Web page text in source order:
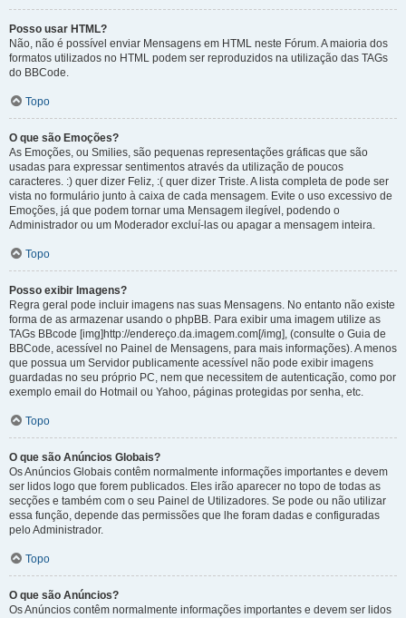
Posso usar HTML?
Não, não é possível enviar Mensagens em HTML neste Fórum. A maioria dos
formatos utilizados no HTML podem ser reproduzidos na utilização das TAGs
do BBCode.
Topo
O que são Emoções?
As Emoções, ou Smilies, são pequenas representações gráficas que são
usadas para expressar sentimentos através da utilização de poucos
caracteres. :) quer dizer Feliz, :( quer dizer Triste. A lista completa de pode ser
vista no formulário junto à caixa de cada mensagem. Evite o uso excessivo de
Emoções, já que podem tornar uma Mensagem ilegível, podendo o
Administrador ou um Moderador excluí-las ou apagar a mensagem inteira.
Topo
Posso exibir Imagens?
Regra geral pode incluir imagens nas suas Mensagens. No entanto não existe
forma de as armazenar usando o phpBB. Para exibir uma imagem utilize as
TAGs BBcode [img]http://endereço.da.imagem.com[/img], (consulte o Guia de
BBCode, acessível no Painel de Mensagens, para mais informações). A menos
que possua um Servidor publicamente acessível não pode exibir imagens
guardadas no seu próprio PC, nem que necessitem de autenticação, como por
exemplo email do Hotmail ou Yahoo, páginas protegidas por senha, etc.
Topo
O que são Anúncios Globais?
Os Anúncios Globais contêm normalmente informações importantes e devem
ser lidos logo que forem publicados. Eles irão aparecer no topo de todas as
secções e também com o seu Painel de Utilizadores. Se pode ou não utilizar
essa função, depende das permissões que lhe foram dadas e configuradas
pelo Administrador.
Topo
O que são Anúncios?
Os Anúncios contêm normalmente informações importantes e devem ser lidos